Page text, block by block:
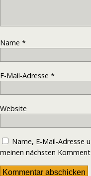
Name *
E-Mail-Adresse *
Website
Name, E-Mail-Adresse
meinen nächsten